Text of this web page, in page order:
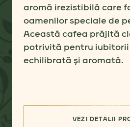
aromă irezistibilă care
oamenilor speciale de
Această cafea prăjită
potrivită pentru iubitorii
echilibrată și aromată.
VEZI DETALII